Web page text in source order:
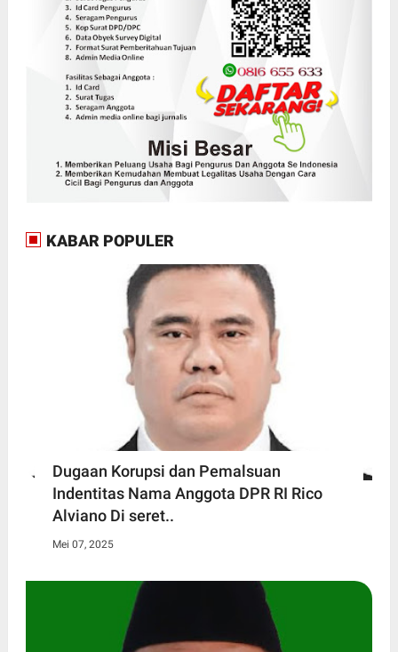
KABAR POPULER
Dugaan Korupsi dan Pemalsuan
Indentitas Nama Anggota DPR RI Rico
Alviano Di seret..
Mei 07, 2025